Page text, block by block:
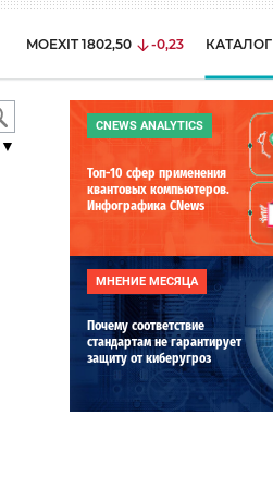
MOEXIT 1802,50 -0,23 КАТАЛОГ
CNEWS ANALYTICS
Топ-10 сфер применения
квантовых компьютеров.
Инфографика CNews
МНЕНИЕ МЕСЯЦА
Почему соответствие
стандартам не гарантирует
защиту от киберугроз